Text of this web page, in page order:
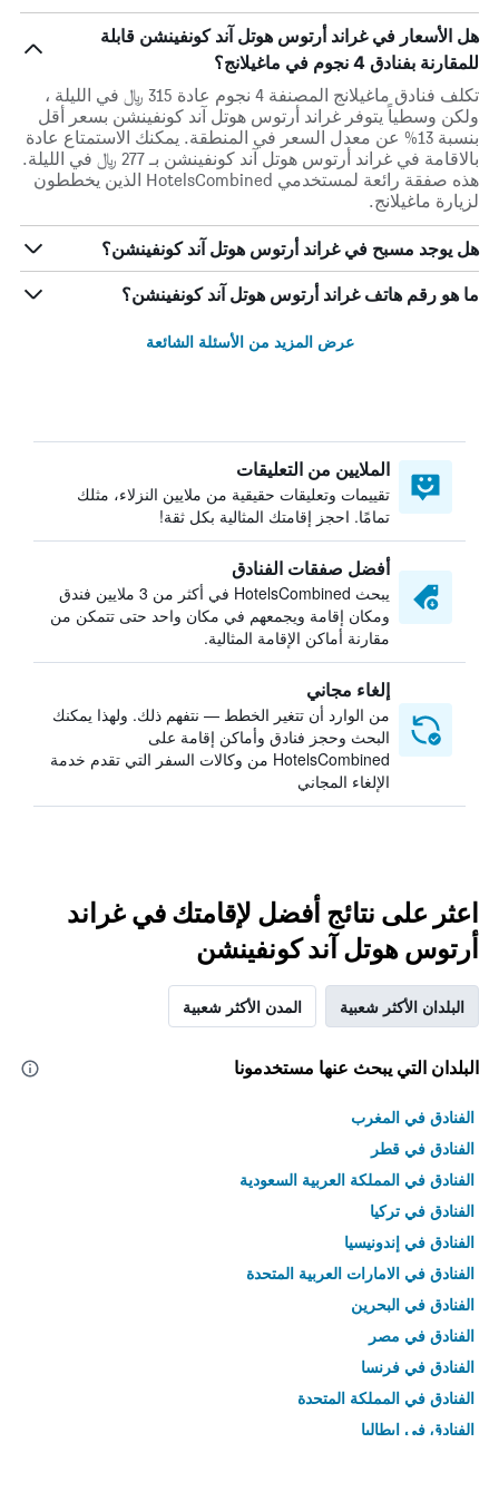
هل الأسعار في غراند أرتوس هوتل آند كونفينشن قابلة
للمقارنة بفنادق 4 نجوم في ماغيلانج؟
تكلف فنادق ماغيلانج المصنفة 4 نجوم عادة 315 ﷼ في الليلة ،
ولكن وسطياً يتوفر غراند أرتوس هوتل آند كونفينشن بسعر أقل
بنسبة 13% عن معدل السعر في المنطقة. يمكنك الاستمتاع عادة
بالاقامة في غراند أرتوس هوتل آند كونفينشن بـ 277 ﷼ في الليلة.
هذه صفقة رائعة لمستخدمي HotelsCombined الذين يخططون
لزيارة ماغيلانج.
هل يوجد مسبح في غراند أرتوس هوتل آند كونفينشن؟
ما هو رقم هاتف غراند أرتوس هوتل آند كونفينشن؟
عرض المزيد من الأسئلة الشائعة
الملايين من التعليقات
تقييمات وتعليقات حقيقية من ملايين النزلاء، مثلك
تمامًا. احجز إقامتك المثالية بكل ثقة!
أفضل صفقات الفنادق
يبحث HotelsCombined في أكثر من 3 ملايين فندق
ومكان إقامة ويجمعهم في مكان واحد حتى تتمكن من
مقارنة أماكن الإقامة المثالية.
إلغاء مجاني
من الوارد أن تتغير الخطط — نتفهم ذلك. ولهذا يمكنك
البحث وحجز فنادق وأماكن إقامة على
HotelsCombined من وكالات السفر التي تقدم خدمة
الإلغاء المجاني
اعثر على نتائج أفضل لإقامتك في غراند
أرتوس هوتل آند كونفينشن
البلدان الأكثر شعبية المدن الأكثر شعبية
البلدان التي يبحث عنها مستخدمونا
الفنادق في المغرب
الفنادق في قطر
الفنادق في المملكة العربية السعودية
الفنادق في تركيا
الفنادق في إندونيسيا
الفنادق في الامارات العربية المتحدة
الفنادق في البحرين
الفنادق في مصر
الفنادق في فرنسا
الفنادق في المملكة المتحدة
الفنادق في إيطاليا